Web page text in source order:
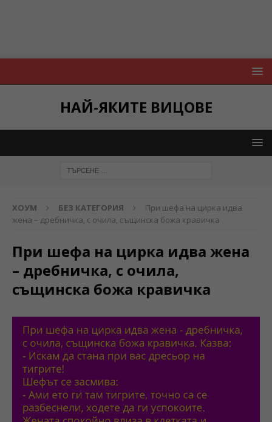
НАЙ-ЯКИТЕ ВИЦОВЕ
ХОУМ БЕЗ КАТЕГОРИЯ
При шефа на цирка идва
жена – дребничка, с очила, същинска божа кравичка
При шефа на цирка идва жена
– дребничка, с очила,
същинска божа кравичка